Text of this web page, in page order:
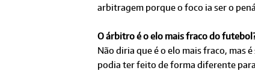
arbitragem porque o foco ia ser o
O árbitro é o elo mais fraco do
Não diria que é o elo mais fraco, mas
podia ter feito de forma diferente